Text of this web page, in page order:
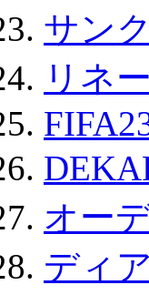
サン
リネ
オー
ディ